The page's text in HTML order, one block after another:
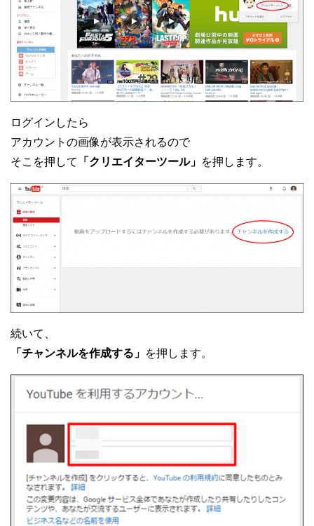
ログインしたら
アカウントの画像が表示されるので
そこを押して
「クリエイターツール」 を押します。
続いて、
「チャンネルを作成する」 を押します。